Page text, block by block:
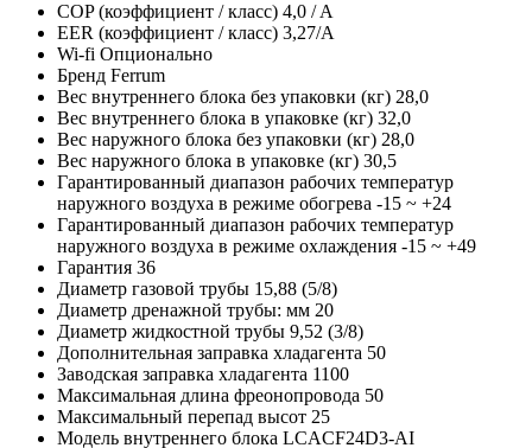
COP (коэффициент / класс) 4,0 / A
EER (коэффициент / класс) 3,27/A
Wi-fi Опционально
Бренд Ferrum
Вес внутреннего блока без упаковки (кг) 28,0
Вес внутреннего блока в упаковке (кг) 32,0
Вес наружного блока без упаковки (кг) 28,0
Вес наружного блока в упаковке (кг) 30,5
Гарантированный диапазон рабочих температур
наружного воздуха в режиме обогрева -15 ~ +24
Гарантированный диапазон рабочих температур
наружного воздуха в режиме охлаждения -15 ~ +49
Гарантия 36
Диаметр газовой трубы 15,88 (5/8)
Диаметр дренажной трубы: мм 20
Диаметр жидкостной трубы 9,52 (3/8)
Дополнительная заправка хладагента 50
Заводская заправка хладагента 1100
Максимальная длина фреонопровода 50
Максимальный перепад высот 25
Модель внутреннего блока LCACF24D3-AI